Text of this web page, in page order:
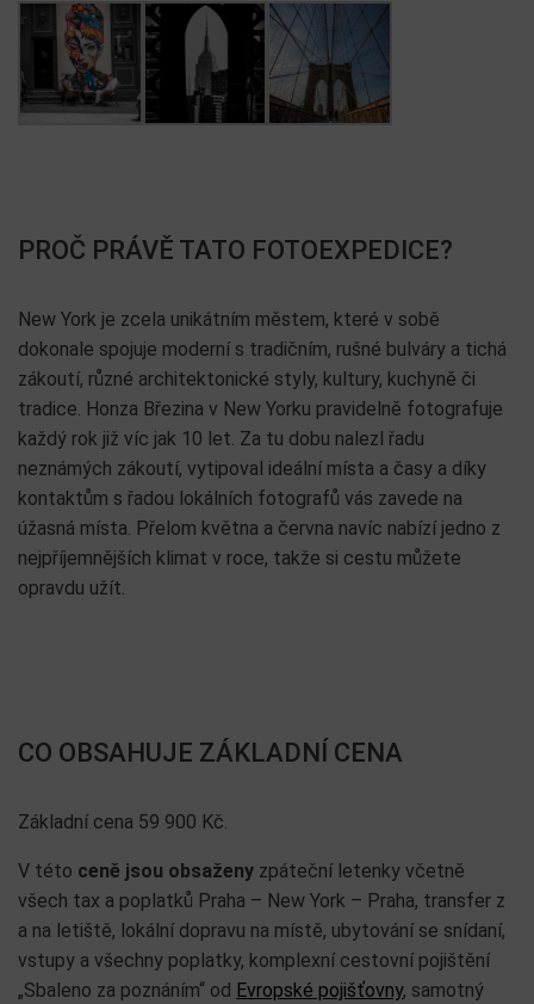
PROČ PRÁVĚ TATO FOTOEXPEDICE?
New York je zcela unikátním městem, které v sobě
dokonale spojuje moderní s tradičním, rušné bulváry a tichá
zákoutí, různé architektonické styly, kultury, kuchyně či
tradice. Honza Březina v New Yorku pravidelně fotografuje
každý rok již víc jak 10 let. Za tu dobu nalezl řadu
neznámých zákoutí, vytipoval ideální místa a časy a díky
kontaktům s řadou lokálních fotografů vás zavede na
úžasná místa. Přelom května a června navíc nabízí jedno z
nejpříjemnějších klimat v roce, takže si cestu můžete
opravdu užít.
CO OBSAHUJE ZÁKLADNÍ CENA
Základní cena 59 900 Kč.
V této ceně jsou obsaženy zpáteční letenky včetně
všech tax a poplatků Praha – New York – Praha, transfer z
a na letiště, lokální dopravu na místě, ubytování se snídaní,
vstupy a všechny poplatky, komplexní cestovní pojištění
„Sbaleno za poznáním“ od Evropské pojišťovny, samotný